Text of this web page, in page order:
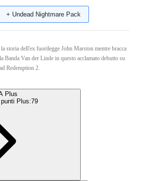
+ Undead Nightmare Pack
storia dell'ex fuorilegge John Marston mentre bracca
Banda Van der Linde in questo acclamato debutto su
Redemption 2.
Plus
Plus:79